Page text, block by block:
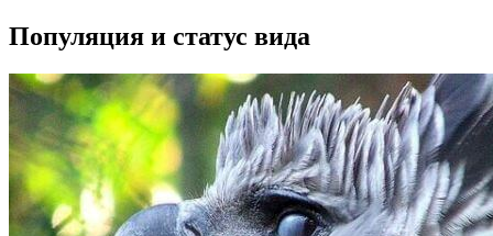
Популяция и статус вида